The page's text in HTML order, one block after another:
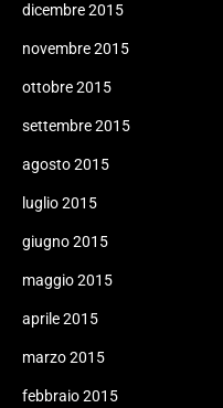
dicembre 2015
novembre 2015
ottobre 2015
settembre 2015
agosto 2015
luglio 2015
giugno 2015
maggio 2015
aprile 2015
marzo 2015
febbraio 2015